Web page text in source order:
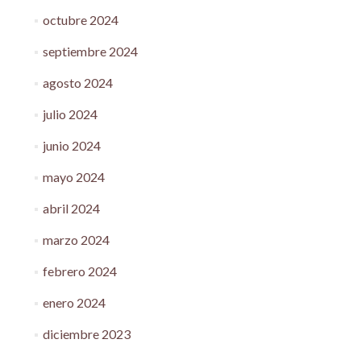
octubre 2024
septiembre 2024
agosto 2024
julio 2024
junio 2024
mayo 2024
abril 2024
marzo 2024
febrero 2024
enero 2024
diciembre 2023